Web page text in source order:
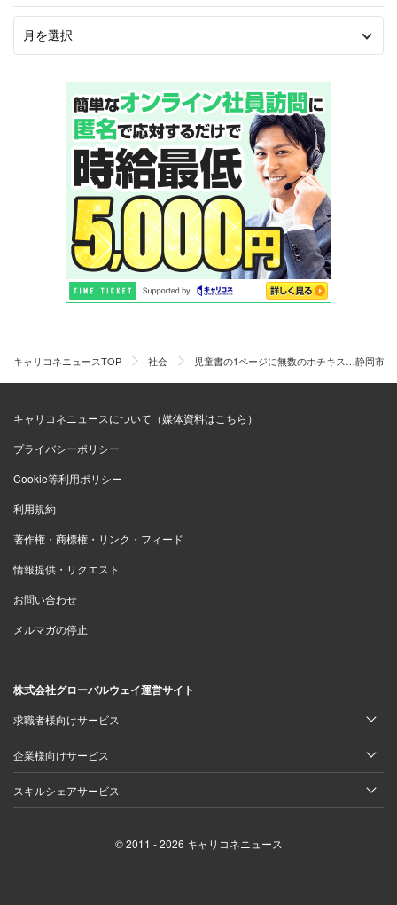
キャリコネニュースTOP 社会 児童書の1ページに無数のホチキス…静岡市
キャリコネニュースについて（媒体資料はこちら）
プライバシーポリシー
Cookie等利用ポリシー
利用規約
著作権・商標権・リンク・フィード
情報提供・リクエスト
お問い合わせ
メルマガの停止
株式会社グローバルウェイ運営サイト
求職者様向けサービス
企業様向けサービス
スキルシェアサービス
© 2011 - 2026 キャリコネニュース